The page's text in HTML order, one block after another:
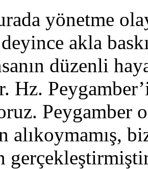
yönetme
akla
düzenli
Hz.
Peygamber
alıkoymamış,